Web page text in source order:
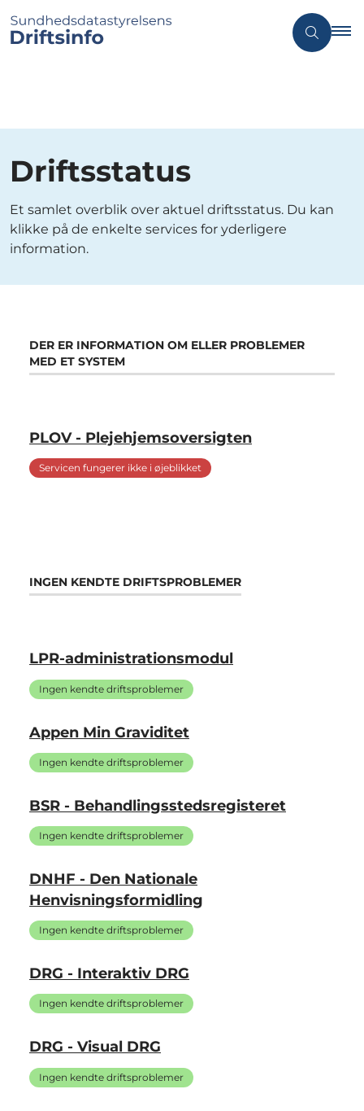
Driftsstatus
Et samlet overblik over aktuel driftsstatus. Du kan
klikke på de enkelte services for yderligere
information.
DER ER INFORMATION OM ELLER PROBLEMER
MED ET SYSTEM
PLOV - Plejehjemsoversigten
Servicen fungerer ikke i øjeblikket
INGEN KENDTE DRIFTSPROBLEMER
LPR-administrationsmodul
Ingen kendte driftsproblemer
Appen Min Graviditet
Ingen kendte driftsproblemer
BSR - Behandlingsstedsregisteret
Ingen kendte driftsproblemer
DNHF - Den Nationale
Henvisningsformidling
Ingen kendte driftsproblemer
DRG - Interaktiv DRG
Ingen kendte driftsproblemer
DRG - Visual DRG
Ingen kendte driftsproblemer